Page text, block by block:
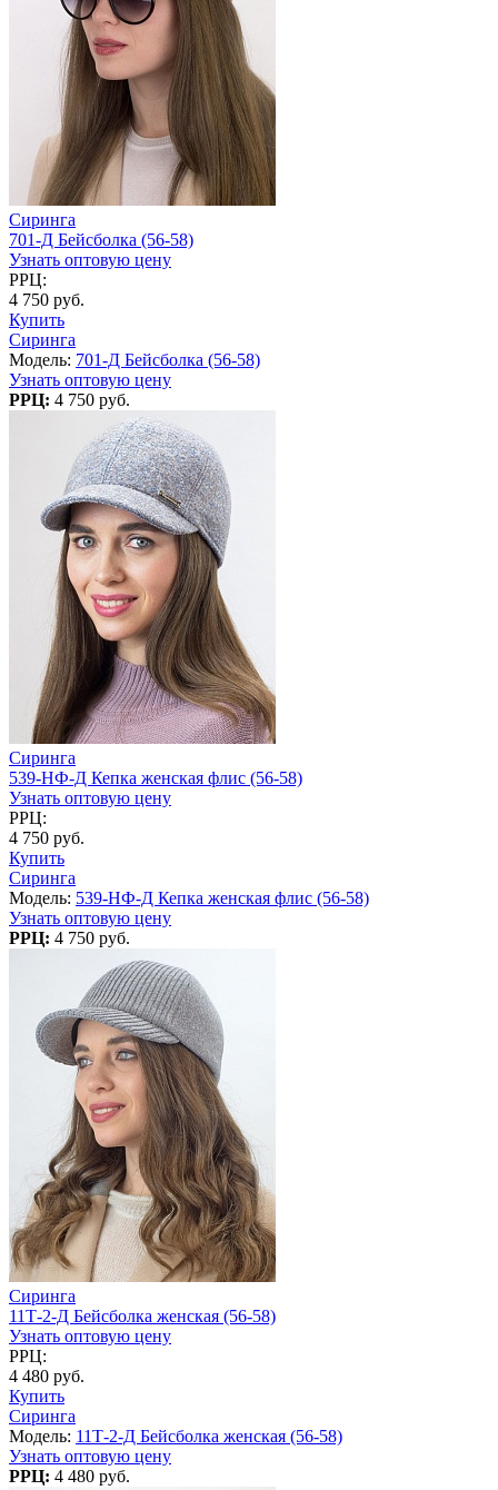
Сиринга
701-Д Бейсболка (56-58)
Узнать оптовую цену
РРЦ:
4 750 руб.
Купить
Сиринга
Модель: 701-Д Бейсболка (56-58)
Узнать оптовую цену
РРЦ: 4 750 руб.
Сиринга
539-НФ-Д Кепка женская флис (56-58)
Узнать оптовую цену
РРЦ:
4 750 руб.
Купить
Сиринга
Модель: 539-НФ-Д Кепка женская флис (56-58)
Узнать оптовую цену
РРЦ: 4 750 руб.
Сиринга
11Т-2-Д Бейсболка женская (56-58)
Узнать оптовую цену
РРЦ:
4 480 руб.
Купить
Сиринга
Модель: 11Т-2-Д Бейсболка женская (56-58)
Узнать оптовую цену
РРЦ: 4 480 руб.